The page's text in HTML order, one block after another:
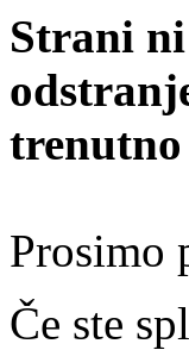
Strani
trenutno
Prosimo
Če ste